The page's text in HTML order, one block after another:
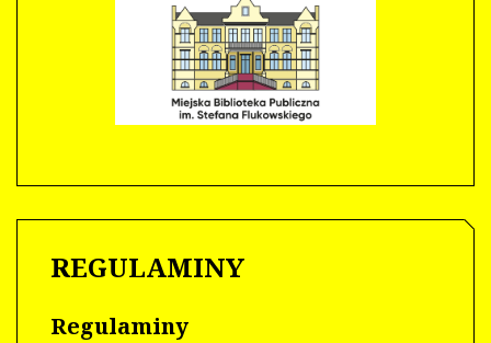
REGULAMINY
Regulaminy